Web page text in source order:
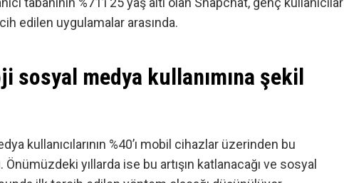
edilen uygulamalar arasında.
sosyal medya kullanımına şekil
kullanıcılarının %40’ı mobil cihazlar üzerinden bu
yıllarda ise bu artışın katlanacağı ve sosyal